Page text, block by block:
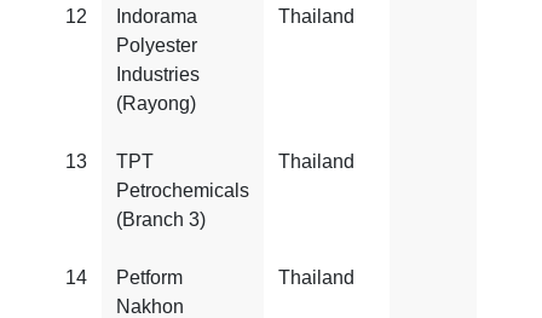
12
Indorama
Polyester
Industries
(Rayong)
Thailand
13
TPT
Petrochemicals
(Branch 3)
Thailand
14
Petform
Nakhon
Thailand